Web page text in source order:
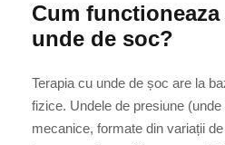
Cum
unde de soc?
Terapia cu unde de șoc are la
fizice. Undele de presiune
mecanice, formate din variații